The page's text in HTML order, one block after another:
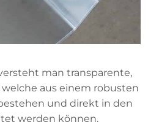
man transparente,
aus einem robusten
und direkt in den
werden können.